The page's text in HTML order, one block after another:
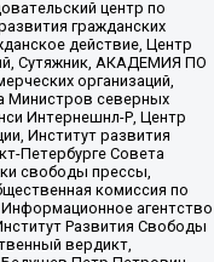
центр по
гражданских
действие, Центр
Сутяжник, АКАДЕМИЯ ПО
организаций,
Министров северных
Интернешнл-Р, Центр
Институт развития
Петербурге Совета
свободы прессы,
комиссия по
агентство
Развития Свободы
вердикт,